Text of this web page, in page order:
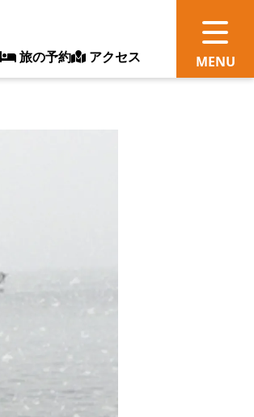
旅の予約 アクセス